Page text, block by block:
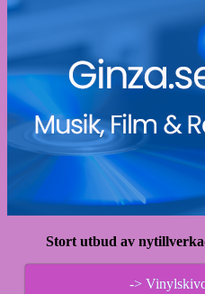
Stort utbud av
->